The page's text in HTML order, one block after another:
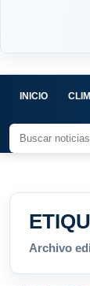
INICIO
Archivo